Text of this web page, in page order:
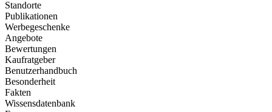
Standorte
Publikationen
Werbegeschenke
Angebote
Bewertungen
Kaufratgeber
Benutzerhandbuch
Besonderheit
Fakten
Wissensdatenbank